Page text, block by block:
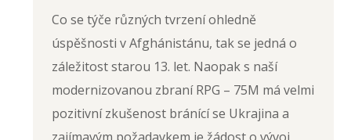
Co se týče různých tvrzení ohledně
úspěšnosti v Afghánistánu, tak se jedná o
záležitost starou 13. let. Naopak s naší
modernizovanou zbraní RPG – 75M má velmi
pozitivní zkušenost bránící se Ukrajina a